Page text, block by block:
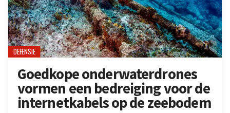
DEFENSIE
Goedkope onderwaterdrones
vormen een bedreiging voor de
internetkabels op de zeebodem